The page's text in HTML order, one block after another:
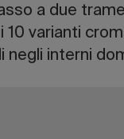
a due
varianti
negli interni